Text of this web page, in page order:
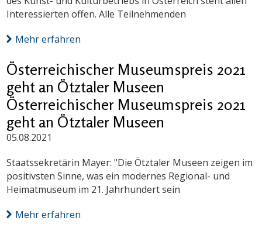
Interessierten offen. Alle Teilnehmenden
Mehr erfahren
Österreichischer Museumspreis 2021
geht an Ötztaler Museen
Österreichischer Museumspreis 2021
geht an Ötztaler Museen
05.08.2021
Staatssekretärin Mayer: "Die Ötztaler Museen zeigen im
positivsten Sinne, was ein modernes Regional- und
Heimatmuseum im 21. Jahrhundert sein
Mehr erfahren